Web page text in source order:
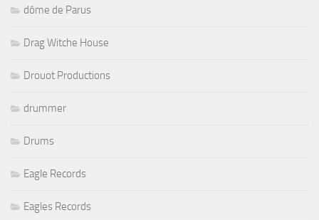
dôme de Parus
Drag Witche House
Drouot Productions
drummer
Drums
Eagle Records
Eagles Records